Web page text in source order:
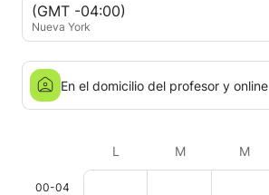
(GMT -04:00)
Nueva York
En el domicilio del profesor y online
L M M
00-04